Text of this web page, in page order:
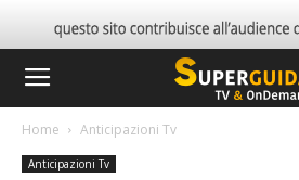
Home Anticipazioni Tv
Anticipazioni Tv